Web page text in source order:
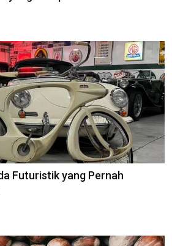
Futuristik yang Pernah